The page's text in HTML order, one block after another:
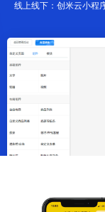
线上线下：创米云小程